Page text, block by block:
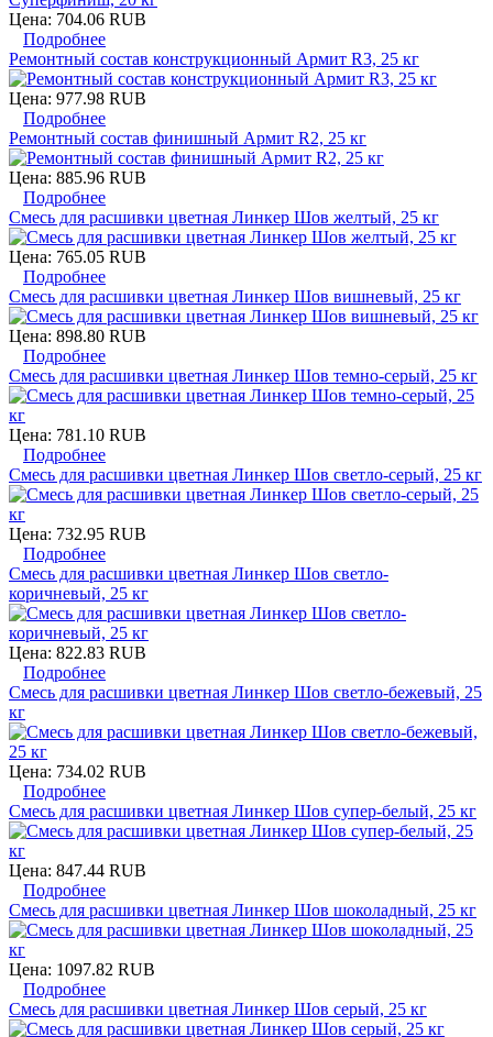
Цена: 704.06 RUB
Подробнее
Ремонтный состав конструкционный Армит R3, 25 кг
Цена: 977.98 RUB
Подробнее
Ремонтный состав финишный Армит R2, 25 кг
Цена: 885.96 RUB
Подробнее
Смесь для расшивки цветная Линкер Шов желтый, 25 кг
Цена: 765.05 RUB
Подробнее
Смесь для расшивки цветная Линкер Шов вишневый, 25 кг
Цена: 898.80 RUB
Подробнее
Смесь для расшивки цветная Линкер Шов темно-серый, 25 кг
Цена: 781.10 RUB
Подробнее
Смесь для расшивки цветная Линкер Шов светло-серый, 25 кг
Цена: 732.95 RUB
Подробнее
Смесь для расшивки цветная Линкер Шов светло-
коричневый, 25 кг
Цена: 822.83 RUB
Подробнее
Смесь для расшивки цветная Линкер Шов светло-бежевый, 25
кг
Цена: 734.02 RUB
Подробнее
Смесь для расшивки цветная Линкер Шов супер-белый, 25 кг
Цена: 847.44 RUB
Подробнее
Смесь для расшивки цветная Линкер Шов шоколадный, 25 кг
Цена: 1097.82 RUB
Подробнее
Смесь для расшивки цветная Линкер Шов серый, 25 кг